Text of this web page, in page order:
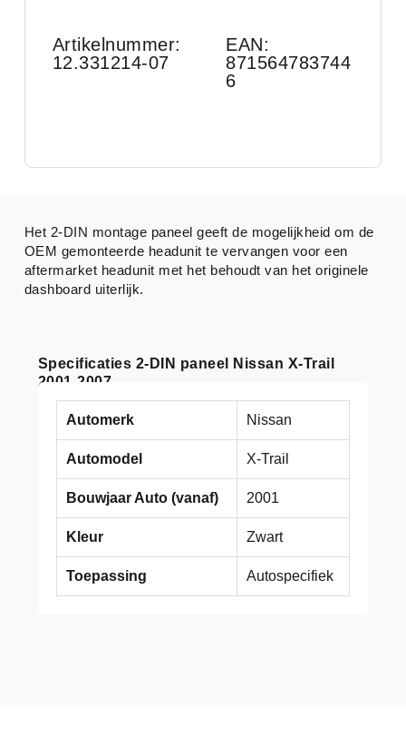
Artikelnummer:
12.331214-07
EAN:
871564783744
6
Specificaties 2-DIN paneel Nissan X-Trail
2001-2007
Automerk Nissan
Automodel X-Trail
Bouwjaar Auto (vanaf) 2001
Kleur Zwart
Toepassing Autospecifiek
Het 2-DIN montage paneel geeft de mogelijkheid om de
OEM gemonteerde headunit te vervangen voor een
aftermarket headunit met het behoudt van het originele
dashboard uiterlijk.